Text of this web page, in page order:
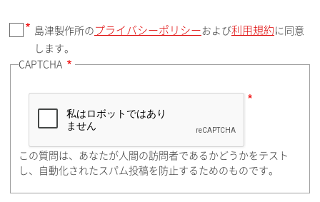
郵便番号（勤務先）
住所検索
都道府県（勤務先）
島津製作所の プライバシーポリシー および利用規約 に同意
します。
CAPTCHA
この質問は、あなたが人間の訪問者であるかどうかをテスト
し、自動化されたスパム投稿を防止するためのものです。